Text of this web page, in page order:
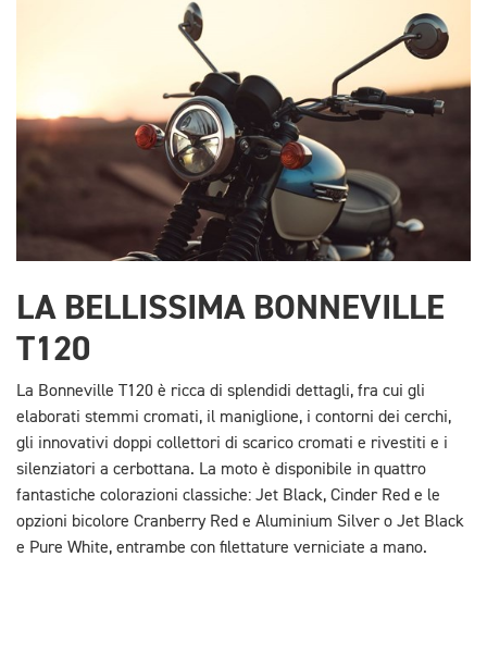
LA BELLISSIMA BONNEVILLE
T120
La Bonneville T120 è ricca di splendidi dettagli, fra cui gli
elaborati stemmi cromati, il maniglione, i contorni dei cerchi,
gli innovativi doppi collettori di scarico cromati e rivestiti e i
silenziatori a cerbottana. La moto è disponibile in quattro
fantastiche colorazioni classiche: Jet Black, Cinder Red e le
opzioni bicolore Cranberry Red e Aluminium Silver o Jet Black
e Pure White, entrambe con filettature verniciate a mano.